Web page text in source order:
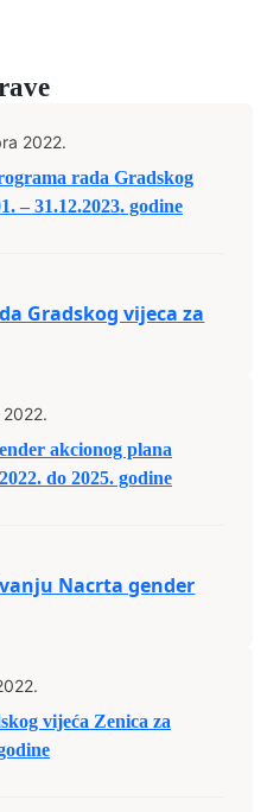
2022.
rada Gradskog
– 31.12.2023. godine
Gradskog vijeca za
akcionog plana
do 2025. godine
Nacrta gender
vijeća Zenica za